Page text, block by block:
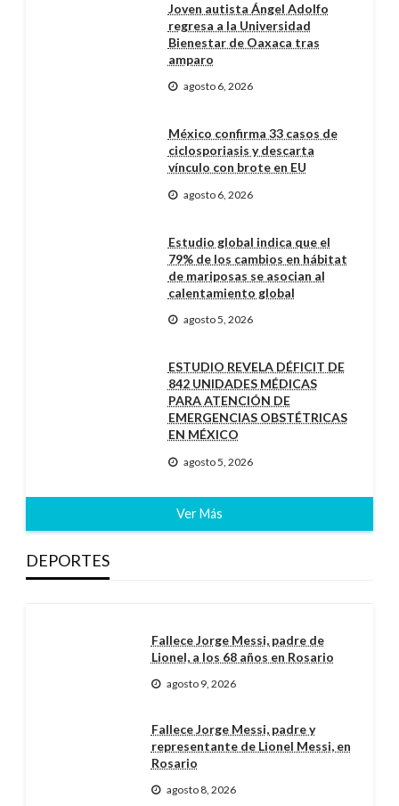
Joven autista Ángel Adolfo
regresa a la Universidad
Bienestar de Oaxaca tras
amparo
agosto 6, 2026
México confirma 33 casos de
ciclosporiasis y descarta
vínculo con brote en EU
agosto 6, 2026
Estudio global indica que el
79% de los cambios en hábitat
de mariposas se asocian al
calentamiento global
agosto 5, 2026
ESTUDIO REVELA DÉFICIT DE
842 UNIDADES MÉDICAS
PARA ATENCIÓN DE
EMERGENCIAS OBSTÉTRICAS
EN MÉXICO
agosto 5, 2026
Ver Más
DEPORTES
Fallece Jorge Messi, padre de
Lionel, a los 68 años en Rosario
agosto 9, 2026
Fallece Jorge Messi, padre y
representante de Lionel Messi, en
Rosario
agosto 8, 2026